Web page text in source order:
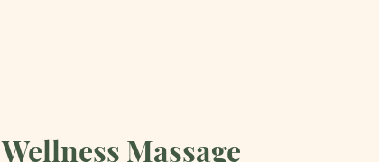
Wellness Massage